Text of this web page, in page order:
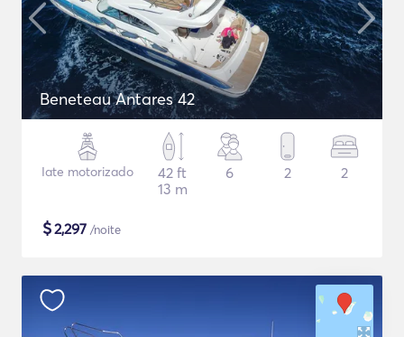
Beneteau Antares 42
Iate motorizado
42 ft
13 m
6 2 2
$2,297 /noite